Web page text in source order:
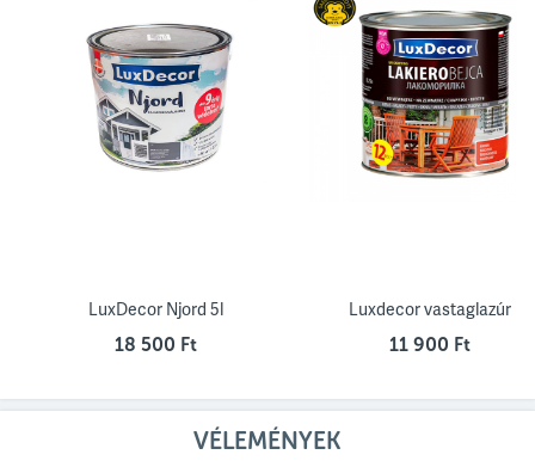
LuxDecor Njord 5l
18 500 Ft
Luxdecor vastaglazúr
11 900 Ft
VÉLEMÉNYEK